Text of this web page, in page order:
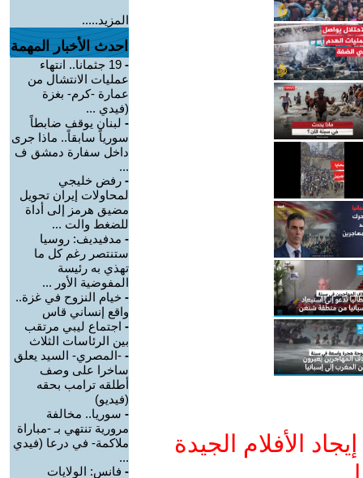
الأفلام الجيدة
المزيد.....
احدث الأخبار المهمة
-
19 جثمانا.. انتهاء
عمليات الانتشال من
عمارة -كرم- بغزة
(فيدي ...
- لبنان يوقف ضابطاً
سورياً سابقاً.. ماذا جرى
داخل سفارة دمشق ف
...
- رفض خليجي
لمحاولات إيران تحويل
مضيق هرمز إلى أداة
للضغط والت ...
- مدفيديف: روسيا
ستنتصر رغم كل ما
تهذي به رئيسة
المفوضية الأور ...
- خيام النزوح في غزة..
واقع إنساني قاس
- اجتماع ليبي مرتقب
بين الرئاسات الثلاث
- -المصري- السيد يعلق
ساخرا على وصف
أطلقه ترامب بحقه
(فيديو)
- سوريا.. مخالفة
مرورية تنتهي بـ -مباراة
ملاكمة- في درعا (فيدي
...
- فانس: الولايات